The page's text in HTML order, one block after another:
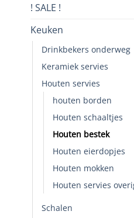
! SALE !
Keuken
Drinkbekers onderweg
Keramiek servies
Houten servies
houten borden
Houten schaaltjes
Houten bestek
Houten eierdopjes
Houten mokken
Houten servies
Schalen